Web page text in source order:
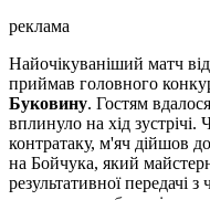
реклама
Найочікуваніший матч
приймав головного
Буковину. Гостям
вплинуло на хід
контратаку, м'яч дійшов
на Бойчука, який
результативної передачі